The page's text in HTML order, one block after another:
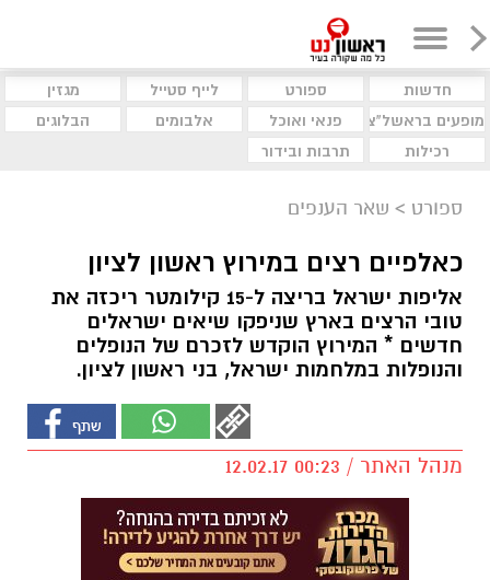
חדשות ספורט לייף סטייל
מגזין
מופעים בראשל"צ
פנאי ואוכל אלבומים
הבלוגים
רכילות
תרבות ובידור
ספורט > שאר הענפים
כאלפיים רצים במירוץ ראשון לציון
אליפות ישראל בריצה ל-15 קילומטר ריכזה את
טובי הרצים בארץ שניפקו שיאים ישראלים
חדשים * המירוץ הוקדש לזכרם של הנופלים
והנופלות במלחמות ישראל, בני ראשון לציון.
מנהל האתר / 00:23 12.02.17